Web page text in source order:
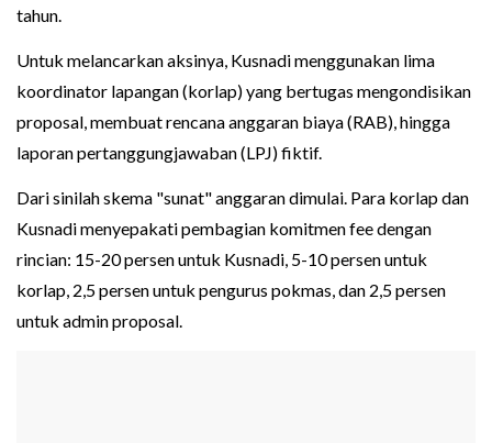
tahun.
Untuk melancarkan aksinya, Kusnadi menggunakan lima
koordinator lapangan (korlap) yang bertugas mengondisikan
proposal, membuat rencana anggaran biaya (RAB), hingga
laporan pertanggungjawaban (LPJ) fiktif.
Dari sinilah skema "sunat" anggaran dimulai. Para korlap dan
Kusnadi menyepakati pembagian komitmen fee dengan
rincian: 15-20 persen untuk Kusnadi, 5-10 persen untuk
korlap, 2,5 persen untuk pengurus pokmas, dan 2,5 persen
untuk admin proposal.